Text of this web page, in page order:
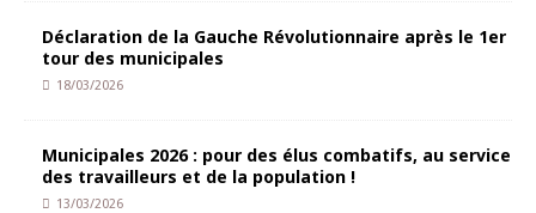
Déclaration de la Gauche Révolutionnaire après le 1er
tour des municipales
18/03/2026
Municipales 2026 : pour des élus combatifs, au service
des travailleurs et de la population !
13/03/2026